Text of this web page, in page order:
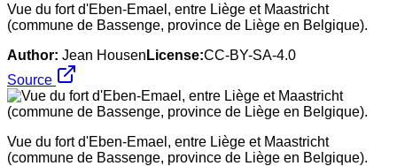
Vue du fort d'Eben-Emael, entre Liège et Maastricht
(commune de Bassenge, province de Liège en Belgique).
Author: Jean Housen License:CC-BY-SA-4.0
Source
Vue du fort d'Eben-Emael, entre Liège et Maastricht
(commune de Bassenge, province de Liège en Belgique).